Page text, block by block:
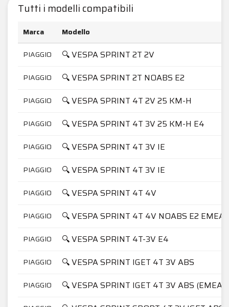
Tutti i modelli compatibili
Marca
Modello
PIAGGIO
🔍 VESPA SPRINT 2T 2V
PIAGGIO 🔍 VESPA SPRINT 2T NOABS E2
PIAGGIO 🔍 VESPA SPRINT 4T 2V 25 KM-H
PIAGGIO 🔍 VESPA SPRINT 4T 3V 25 KM-H E4
PIAGGIO 🔍 VESPA SPRINT 4T 3V IE
PIAGGIO 🔍 VESPA SPRINT 4T 3V IE
PIAGGIO 🔍 VESPA SPRINT 4T 4V
PIAGGIO 🔍 VESPA SPRINT 4T 4V NOABS E2 EMEA
PIAGGIO 🔍 VESPA SPRINT 4T-3V E4
PIAGGIO 🔍 VESPA SPRINT IGET 4T 3V ABS
PIAGGIO 🔍 VESPA SPRINT IGET 4T 3V ABS (EMEA)